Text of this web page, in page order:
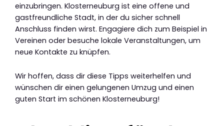
einzubringen. Klosterneuburg ist eine offene und
gastfreundliche Stadt, in der du sicher schnell
Anschluss finden wirst. Engagiere dich zum Beispiel in
Vereinen oder besuche lokale Veranstaltungen, um
neue Kontakte zu knüpfen.
Wir hoffen, dass dir diese Tipps weiterhelfen und
wünschen dir einen gelungenen Umzug und einen
guten Start im schönen Klosterneuburg!